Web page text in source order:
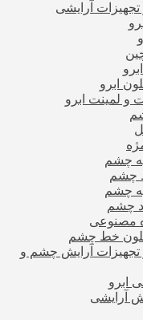
آرایشی
ابرو
و لمینت ابرو
چشم
چشم
چشم
چشم
مصنوعی
خط چشم
آرایش چشم و
ابرو
آرایشی